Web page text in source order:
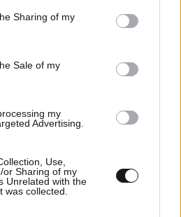
behaviour. You may click to
and its third-party tags to
purposes in below Google
Sharing of my
Sale of my
my
Advertising.
Use,
or Sharing of my
Unrelated with the
was collected.
μάσκες μαλλιών από